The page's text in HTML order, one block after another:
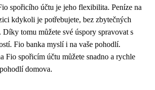
spořicího účtu je jeho flexibilita. Peníze na
kdykoli je potřebujete, bez zbytečných
Díky tomu můžete své úspory spravovat s
Fio banka myslí i na vaše pohodlí.
Fio spořicím účtu můžete snadno a rychle
domova.